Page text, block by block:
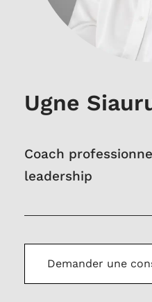
Ugne
Coach
leadership
Demander une